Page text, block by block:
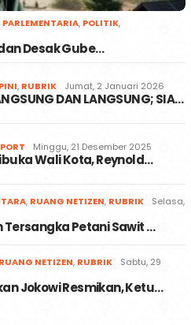
PARLEMENTARIA, POLITIK,
Desak Gube…
, RUBRIK Jumat, 2 Januari 2026
DAN LANGSUNG; SIA…
Minggu, 21 Desember 2025
Wali Kota, Reynold…
, RUANG NETIZEN, RUBRIK
Selasa,
Tersangka Petani Sawit …
RUANG NETIZEN, RUBRIK
Sabtu, 29
Jokowi Resmikan, Ketu…